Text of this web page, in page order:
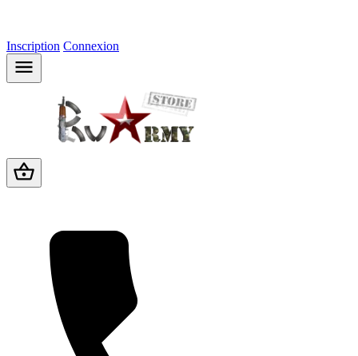
Inscription Connexion